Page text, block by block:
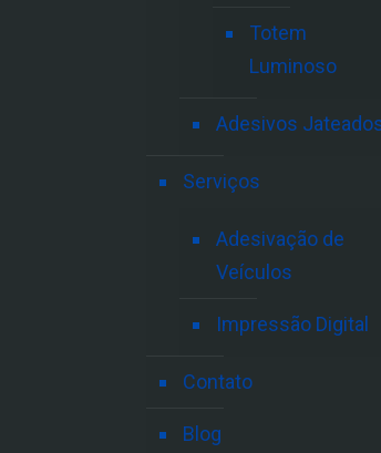
Totem
Luminoso
Adesivos
Serviços
Adesivação de
Veículos
Impressão Digital
Contato
Blog